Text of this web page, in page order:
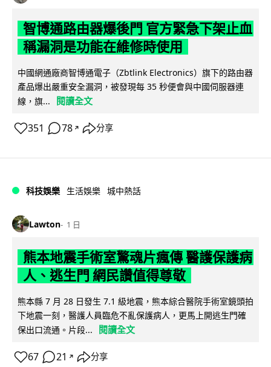
智博通路由器爆後門 官方緊急下架止血
稱漏洞是功能在維修時使用
中國網通廠商智博通電子（Zbtlink Electronics）旗下的路由器
產品爆出嚴重安全漏洞，被發現每 35 秒便會與中國伺服器連
線，旗...
閱讀全文
351 78 ↗ 分享
科技娛樂 生活娛樂 城中熱話
Lawton 1 日
熊本地震手術室驚魂片瘋傳 醫護保護病
人、逃生門 網民讚值得尊敬
熊本縣 7 月 28 日發生 7.1 級地震，熊本綜合醫院手術室鏡頭拍
下地震一刻，醫護人員臨危不亂保護病人，更馬上開逃生門確
保出口流通。片段...
閱讀全文
67 21 ↗ 分享